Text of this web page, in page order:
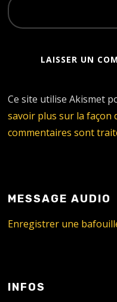
Ce site utilise Akismet
savoir plus sur la façon
commentaires sont
MESSAGE AUDIO
Enregistrer une
INFOS